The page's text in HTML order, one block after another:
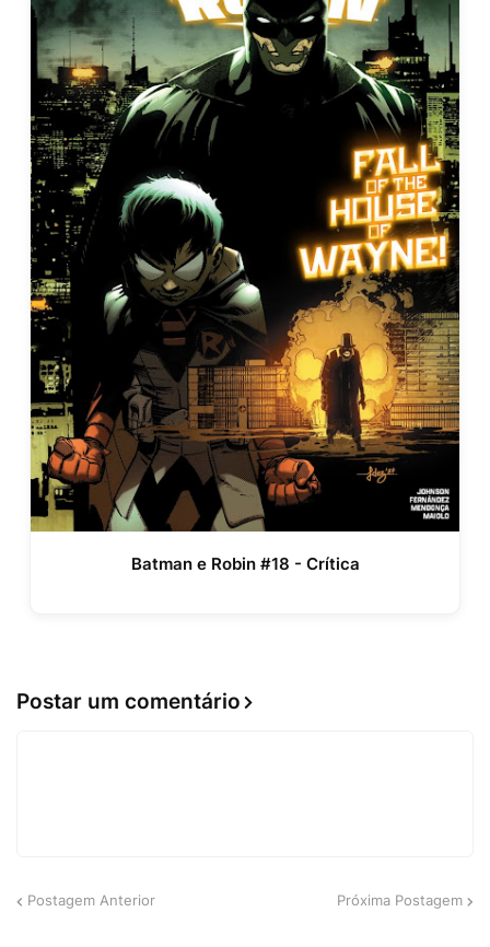
Batman e Robin #18 - Crítica
Postar um comentário
Postagem Anterior Próxima Postagem